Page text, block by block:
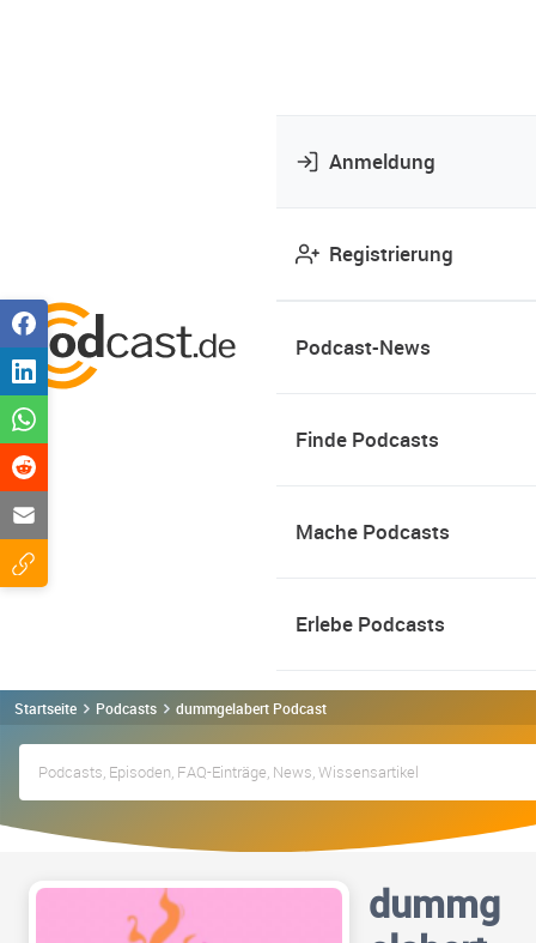
Anmeldung
Registrierung
Podcast-News
Finde Podcasts
Mache Podcasts
Erlebe Podcasts
Startseite Podcasts dummgelabert Podcast
dummg